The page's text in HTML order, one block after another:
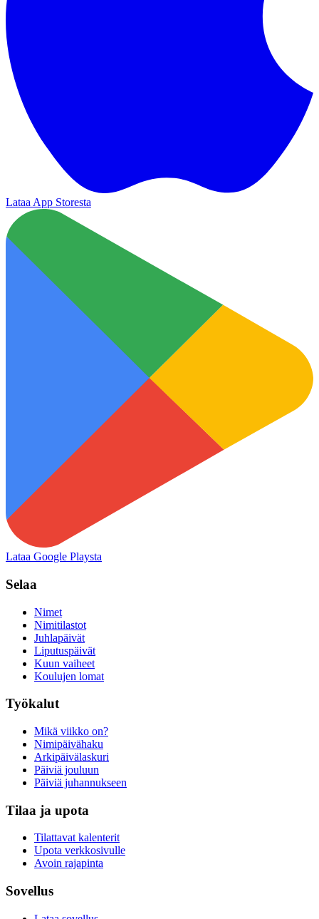
Lataa App Storesta
Lataa Google Playsta
Selaa
Nimet
Nimitilastot
Juhlapäivät
Liputuspäivät
Kuun vaiheet
Koulujen lomat
Työkalut
Mikä viikko on?
Nimipäivähaku
Arkipäivälaskuri
Päiviä jouluun
Päiviä juhannukseen
Tilaa ja upota
Tilattavat kalenterit
Upota verkkosivulle
Avoin rajapinta
Sovellus